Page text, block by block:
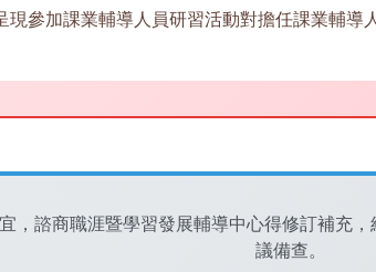
現參加課業輔導人員研習活動對擔任課業輔導
，諮商職涯暨學習發展輔導中心得修訂補充
議備查。